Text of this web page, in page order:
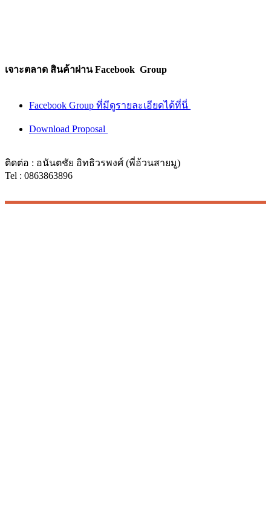
เจาะตลาด สินค้าผ่าน Facebook Group
Facebook Group ที่มีดูรายละเอียดได้ที่นี่
Download Proposal
ติดต่อ : อนันตชัย อิทธิวรพงศ์ (พี่อ้วนสายมู)
Tel : 0863863896